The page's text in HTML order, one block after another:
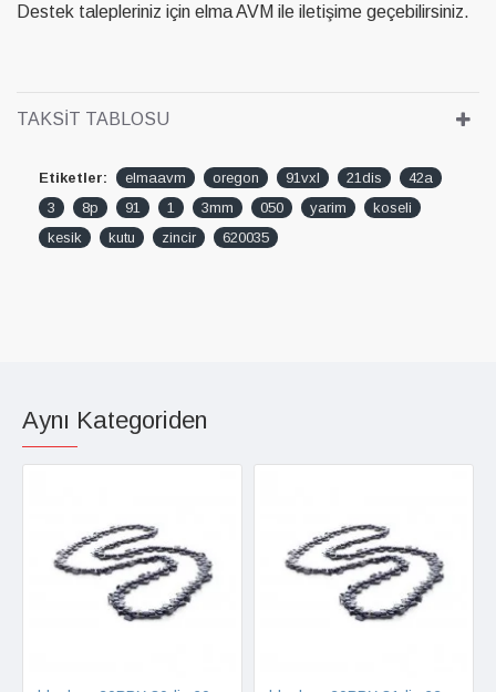
Destek talepleriniz için elma AVM ile iletişime geçebilirsiniz.
TAKSIT TABLOSU
Etiketler: elmaavm oregon 91vxl 21dis
42a
3
8p 91 1 3mm 050 yarim
koseli
kesik
kutu zincir 620035
Aynı Kategoriden